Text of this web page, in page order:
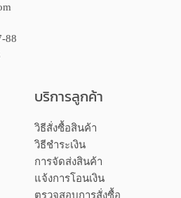
88
บริการลูกค้า
วิธีสั่งซื้อสินค้า
วิธีชำระเงิน
การจัดส่งสินค้า
แจ้งการโอนเงิน
ตรวจสอบการสั่งซื้อ